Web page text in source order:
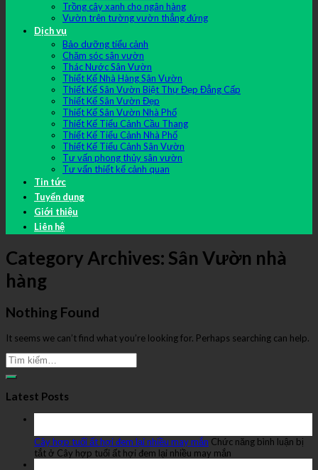
Trồng cây xanh cho ngân hàng
Vườn trên tường vườn thẳng đứng
Dịch vụ
Bảo dưỡng tiểu cảnh
Chăm sóc sân vườn
Thác Nước Sân Vườn
Thiết Kế Nhà Hàng Sân Vườn
Thiết Kế Sân Vườn Biệt Thự Đẹp Đẳng Cấp
Thiết Kế Sân Vườn Đẹp
Thiết Kế Sân Vườn Nhà Phố
Thiết Kế Tiểu Cảnh Cầu Thang
Thiết Kế Tiểu Cảnh Nhà Phố
Thiết Kế Tiểu Cảnh Sân Vườn
Tư vấn phong thủy sân vườn
Tư vấn thiết kế cảnh quan
Tin tức
Tuyển dụng
Giới thiệu
Liên hệ
Category Archives:Sân Vườn nhà
hàng
Nothing Found
It seems we can’t find what you’re looking for. Perhaps searching can help.
Latest Posts
Cây hợp tuổi ất hợi đem lại nhiều may mắn Chức năng bình luận bị
tắt ở Cây hợp tuổi ất hợi đem lại nhiều may mắn